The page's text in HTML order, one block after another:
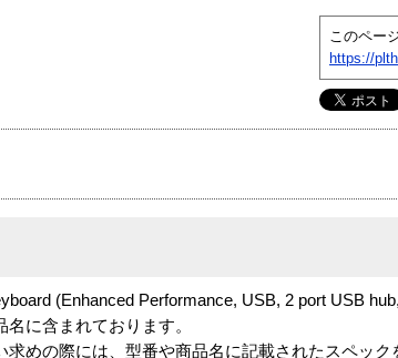
このペー
https://
(Enhanced Performance, USB, 2 port USB
名に含まれております。
求めの際には、型番や商品名に記載されたスペック